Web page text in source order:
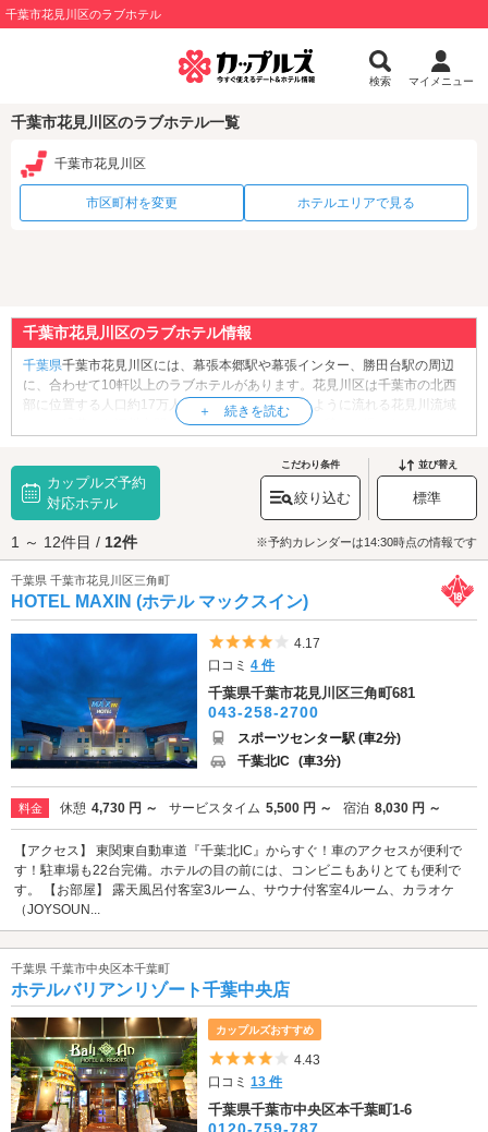
千葉市花見川区のラブホテル
検索 マイメニュー
千葉市花見川区のラブホテル一覧
千葉市花見川区
市区町村を変更 ホテルエリアで見る
千葉市花見川区のラブホテル情報
千葉県千葉市花見川区には、幕張本郷駅や幕張インター、勝田台駅の周辺
に、合わせて10軒以上のラブホテルがあります。花見川区は千葉市の北西
部に位置する人口約17万人の区。区域を縦断するように流れる花見川流域
には、緑豊かな河川空間が形成されており、市民の憩いの場となっていま
ポット「昆陽神社」、ウォータースライダー、流水プールを備えた室内レ
ジャープール「こてはし温水プール
」など、多彩なお出かけスポットがあ
ります。また、京葉線・海浜幕張駅の周辺には、商業施設「ペリエ海浜幕
張」「プレナ幕張」、映画館「ユナイテッド・シネマ幕張」など、デート
にぴったりな施設が立地しており、日中は多くの人で賑わいます。花見川
区には、テラス付きのホテルや、刺激が欲しいおふたりにおすすめのSMル
ームのあるホテル、おひとり様or3名様以上の利用OKのホテルなど、様々
なホテルがあります。千葉市花見川区でラブホテルをお探しの際は、クー
ポン・事前予約でお得に利用ができる『カップルズ』におまかせくださ
カップルズ予約
対応ホテル
こだわり条件
絞り込む
並び替え
標準
1 ～ 12件目 / 12件 ※予約カレンダーは14:30時点の情報です
千葉県 千葉市花見川区三角町
HOTEL MAXIN (ホテル マックスイン)
5つ星のうち4
4.17
口コミ4 件
千葉県千葉市花見川区三角町681
043-258-2700
スポーツセンター駅 (車2分)
千葉北IC (車3分)
料金 休憩 4,730 円 ～ サービスタイム 5,500 円 ～ 宿泊 8,030 円 ～
【アクセス】 東関東自動車道『千葉北IC』からすぐ！車のアクセスが便利で
す！駐車場も22台完備。ホテルの目の前には、コンビニもありとても便利で
す。 【お部屋】 露天風呂付客室3ルーム、サウナ付客室4ルーム、カラオケ
（JOYSOUN...
千葉県 千葉市中央区本千葉町
ホテルバリアンリゾート千葉中央店
カップルズおすすめ
5つ星のうち4
4.43
口コミ13 件
千葉県千葉市中央区本千葉町1-6